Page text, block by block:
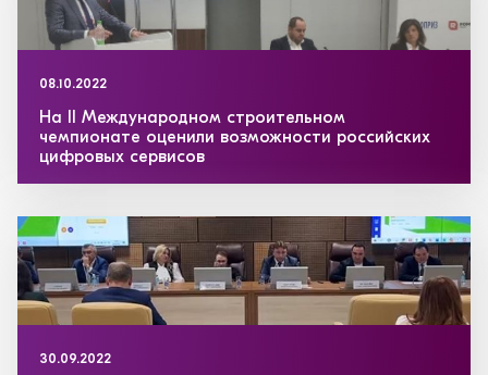
08.10.2022
На II Международном строительном
чемпионате оценили возможности российских
цифровых сервисов
30.09.2022